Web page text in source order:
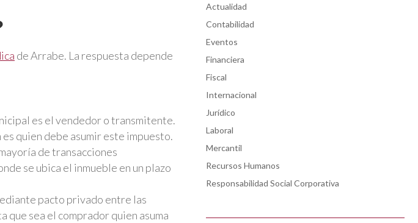
de Arrabe. La respuesta depende
es el vendedor o transmitente.
quien debe asumir este impuesto.
de transacciones
se ubica el inmueble en un plazo
pacto privado entre las
que sea el comprador quien asuma
Actualidad
Contabilidad
Eventos
Financiera
Fiscal
Internacional
Jurídico
Laboral
Mercantil
Recursos Humanos
Responsabilidad Social Corporativa